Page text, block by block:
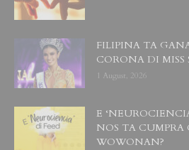
FILIPINA TA
CORONA DI
1 August, 2026
E
NOS TA CUMPRA
WOWONAN?